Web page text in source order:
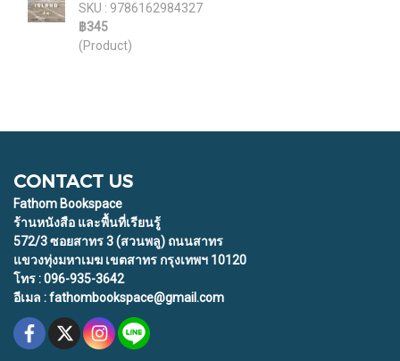
SKU : 9786162984327
฿345
(Product)
CONTACT US
Fathom Bookspace
ร้านหนังสือ และพื้นที่เรียนรู้
572/3 ซอยสาทร 3 (สวนพลู) ถนนสาทร
แขวงทุ่งมหาเมฆ เขตสาทร กรุงเทพฯ 10120
โทร : 096-935-3642
อีเมล : fathombookspace@gmail.com